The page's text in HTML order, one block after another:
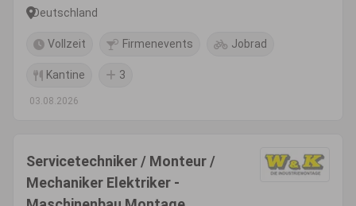
Deutschland
Vollzeit Firmenevents Jobrad
Kantine 3
03.08.2026
Servicetechniker / Monteur /
Mechaniker Elektriker -